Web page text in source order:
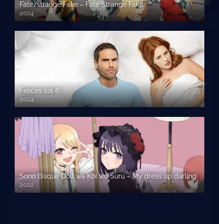
Fate/strange Fake – Fate Strange Fake
2024
Felices los 6
2024
Sono Bisque Doll wa Koi wo Suru – My dress up darling
2022